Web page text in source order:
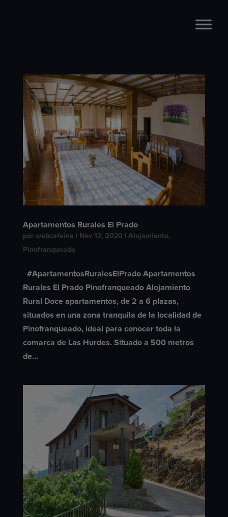
Apartamentos Rurales El Prado
por webcafeina | Nov 12, 2020 | Alojamiento,
Pinofranqueado
#ApartamentosRuralesElPrado Apartamentos
Rurales El Prado Pinofranqueado Alojamiento
Rural Doce apartamentos, de 2 a 6 plazas,
situados en una zona tranquila de la localidad de
Pinofranqueado, ideal para conocer toda la
comarca de Las Hurdes. Situado a 500 metros
de...